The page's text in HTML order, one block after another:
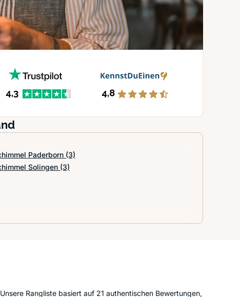
Paderborn (3)
Solingen (3)
Rangliste basiert auf 21 authentischen Bewertungen,